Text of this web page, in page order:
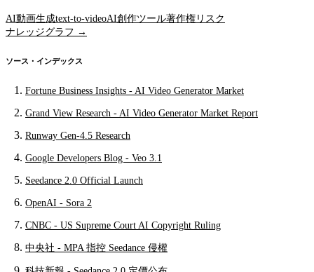
AI動画生成text-to-videoAI創作ツール著作権リスク
ナレッジグラフ →
ソース・インデックス
Fortune Business Insights - AI Video Generator Market
Grand View Research - AI Video Generator Market Report
Runway Gen-4.5 Research
Google Developers Blog - Veo 3.1
Seedance 2.0 Official Launch
OpenAI - Sora 2
CNBC - US Supreme Court AI Copyright Ruling
中央社 - MPA 指控 Seedance 侵權